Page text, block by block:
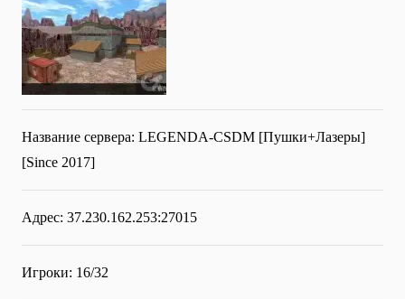
Название сервера: LEGENDA-CSDM [Пушки+Лазеры]
[Since 2017]
Адрес: 37.230.162.253:27015
Игроки: 16/32